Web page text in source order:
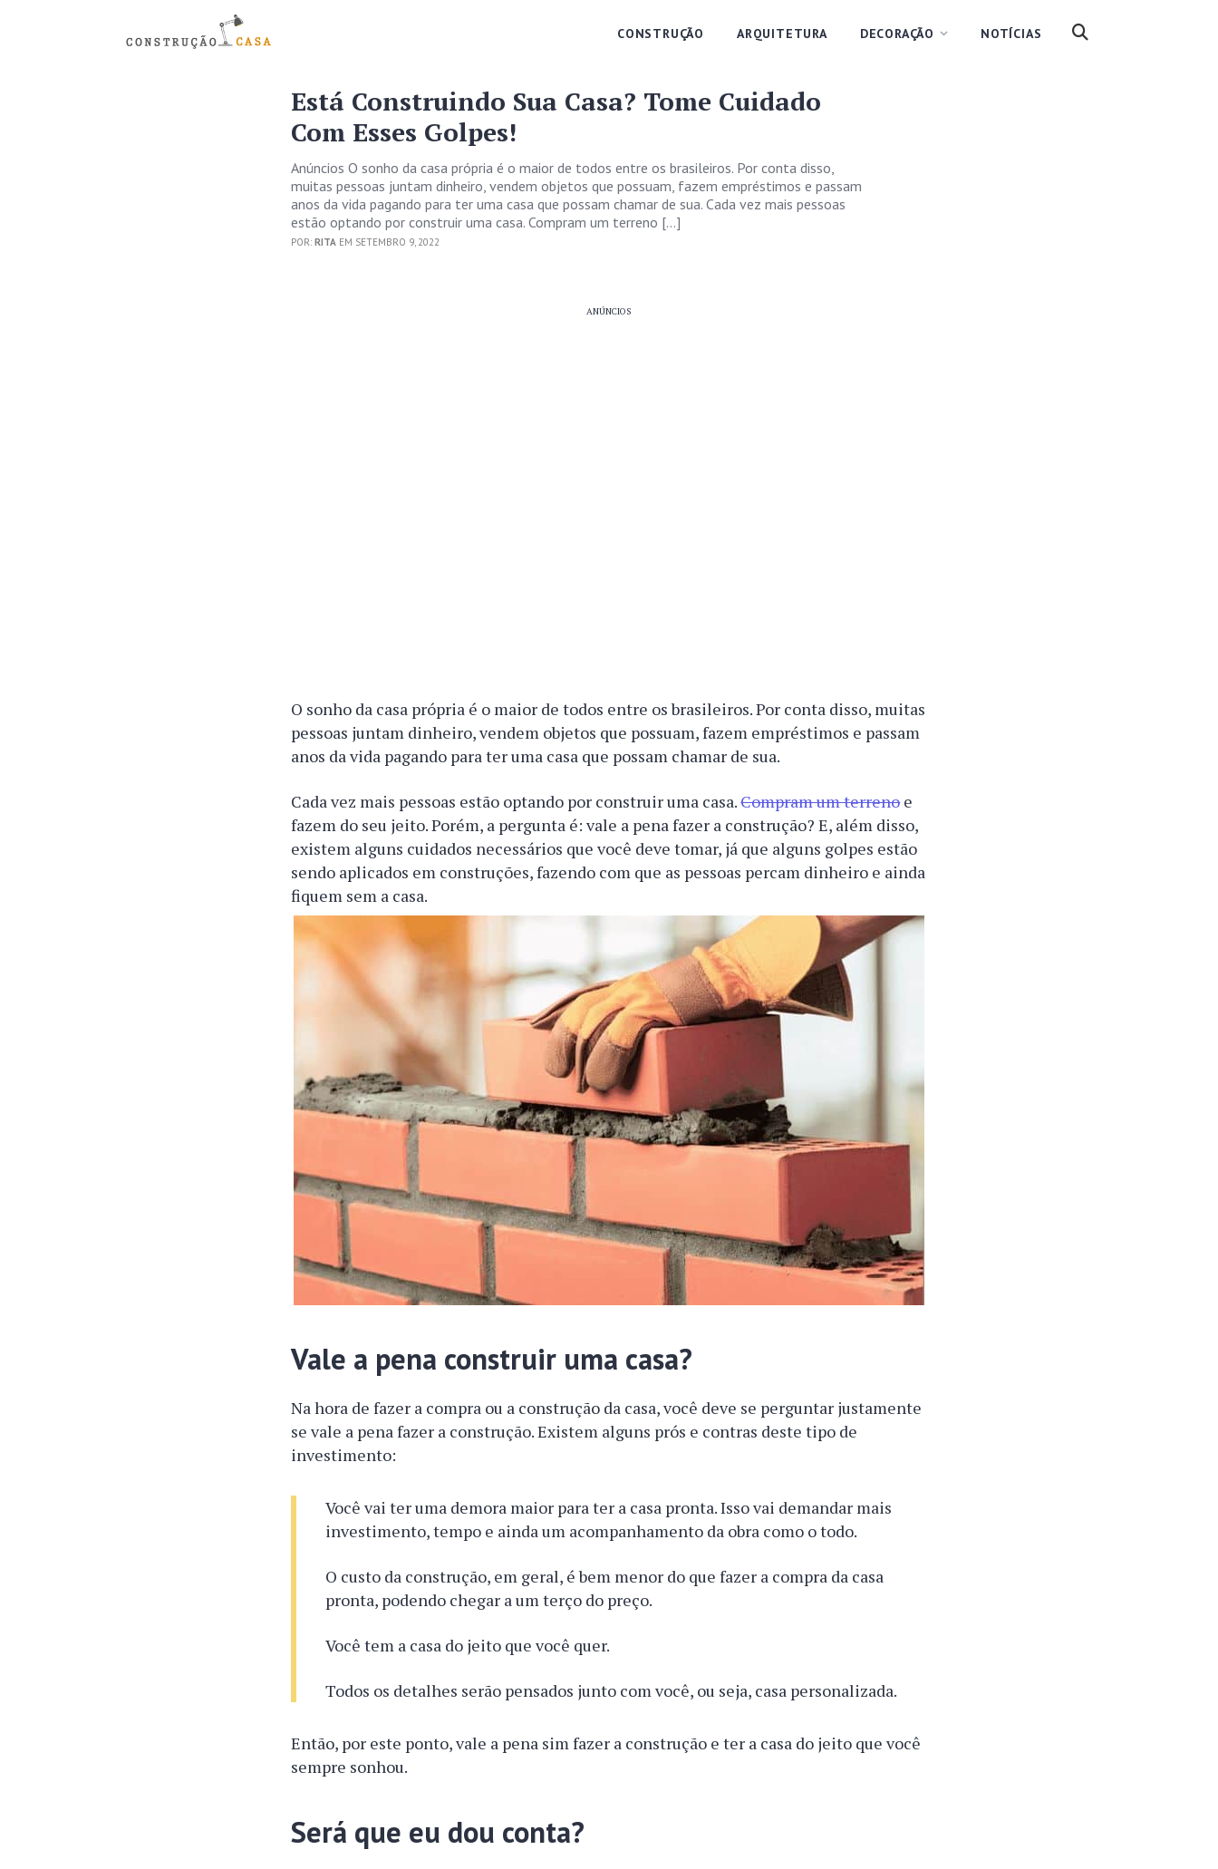
CONSTRUÇÃO ARQUITETURA DECORAÇÃO NOTÍCIAS
Está Construindo Sua Casa? Tome Cuidado
Com Esses Golpes!
Anúncios O sonho da casa própria é o maior de todos entre os brasileiros. Por conta disso,
muitas pessoas juntam dinheiro, vendem objetos que possuam, fazem empréstimos e passam
anos da vida pagando para ter uma casa que possam chamar de sua. Cada vez mais pessoas
estão optando por construir uma casa. Compram um terreno […]
POR:RITA EM SETEMBRO 9, 2022
ANÚNCIOS
O sonho da casa própria é o maior de todos entre os brasileiros. Por conta disso, muitas
pessoas juntam dinheiro, vendem objetos que possuam, fazem empréstimos e passam
anos da vida pagando para ter uma casa que possam chamar de sua.
Cada vez mais pessoas estão optando por construir uma casa.Compram um terrenoe
fazem do seu jeito. Porém, a pergunta é: vale a pena fazer a construção? E, além disso,
existem alguns cuidados necessários que você deve tomar, já que alguns golpes estão
sendo aplicados em construções, fazendo com que as pessoas percam dinheiro e ainda
fiquem sem a casa.
Vale a pena construir uma casa?
Na hora de fazer a compra ou a construção da casa, você deve se perguntar justamente
se vale a pena fazer a construção. Existem alguns prós e contras deste tipo de
investimento:
Você vai ter uma demora maior para ter a casa pronta. Isso vai demandar mais
investimento, tempo e ainda um acompanhamento da obra como o todo.
O custo da construção, em geral, é bem menor do que fazer a compra da casa
pronta, podendo chegar a um terço do preço.
Você tem a casa do jeito que você quer.
Todos os detalhes serão pensados junto com você, ou seja, casa personalizada.
Então, por este ponto, vale a pena sim fazer a construção e ter a casa do jeito que você
sempre sonhou.
Será que eu dou conta?